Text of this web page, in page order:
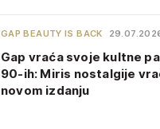
GAP BEAUTY IS BACK
Gap vraća svoje kultne
90-ih: Miris nostalgije
novom izdanju